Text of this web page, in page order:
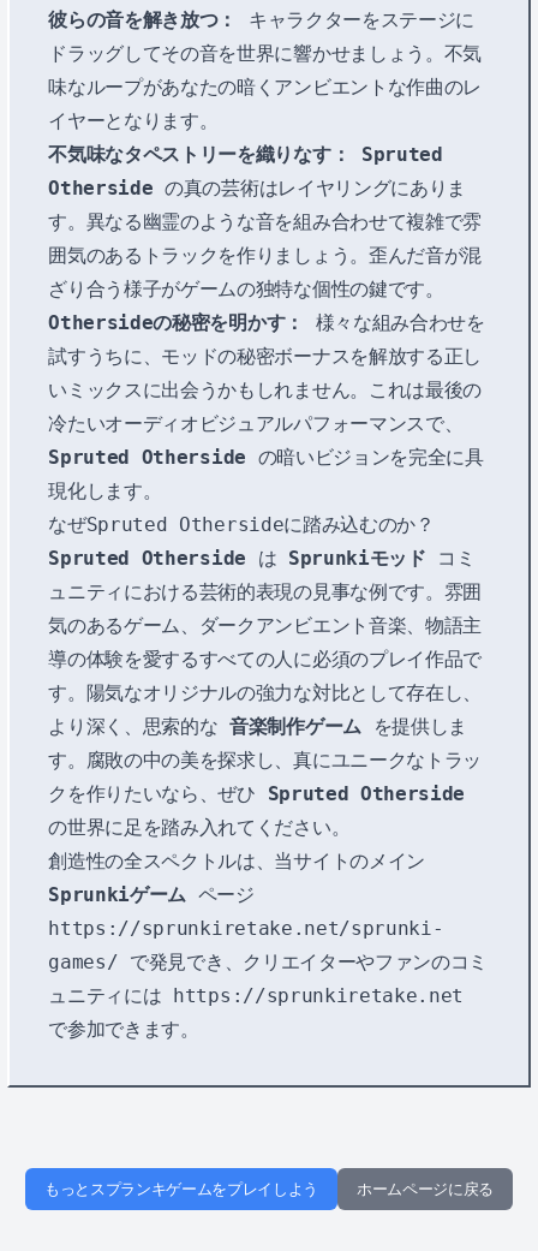
彼らの音を解き放つ：
キャラクターをステージに
ドラッグしてその音を世界に響かせましょう。不気
味なループがあなたの暗くアンビエントな作曲のレ
イヤーとなります。
不気味なタペストリーを織りなす：
Spruted
Otherside の真の芸術はレイヤリングにありま
す。異なる幽霊のような音を組み合わせて複雑で雰
囲気のあるトラックを作りましょう。歪んだ音が混
ざり合う様子がゲームの独特な個性の鍵です。
Othersideの秘密を明かす：
様々な組み合わせを
試すうちに、モッドの秘密ボーナスを解放する正し
いミックスに出会うかもしれません。これは最後の
冷たいオーディオビジュアルパフォーマンスで、
Spruted Otherside の暗いビジョンを完全に具
現化します。
なぜSpruted Othersideに踏み込むのか？
Spruted Otherside は Sprunkiモッド コミ
ュニティにおける芸術的表現の見事な例です。雰囲
気のあるゲーム、ダークアンビエント音楽、物語主
導の体験を愛するすべての人に必須のプレイ作品で
す。陽気なオリジナルの強力な対比として存在し、
より深く、思索的な音楽制作ゲームを提供しま
す。腐敗の中の美を探求し、真にユニークなトラッ
クを作りたいなら、ぜひ Spruted Otherside
の世界に足を踏み入れてください。
創造性の全スペクトルは、当サイトのメイン
Sprunkiゲーム ページ
https://sprunkiretake.net/sprunki-
games/ で発見でき、クリエイターやファンのコミ
ュニティには
https://sprunkiretake.net
で参加できます。
もっとスプランキゲームをプレイしよう ホームページに戻る